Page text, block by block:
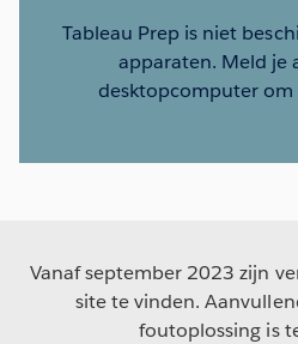
Tableau Prep is niet
apparaten. Meld je
desktopcomputer
Vanaf september 2023 zijn
site te vinden.
foutoplossing is